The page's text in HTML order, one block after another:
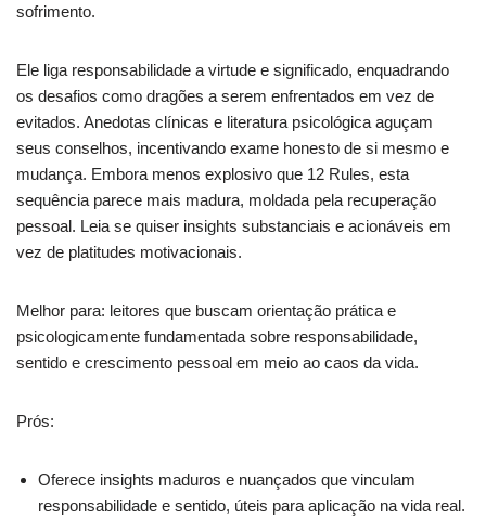
sofrimento.
Ele liga responsabilidade a virtude e significado, enquadrando
os desafios como dragões a serem enfrentados em vez de
evitados. Anedotas clínicas e literatura psicológica aguçam
seus conselhos, incentivando exame honesto de si mesmo e
mudança. Embora menos explosivo que 12 Rules, esta
sequência parece mais madura, moldada pela recuperação
pessoal. Leia se quiser insights substanciais e acionáveis em
vez de platitudes motivacionais.
Melhor para: leitores que buscam orientação prática e
psicologicamente fundamentada sobre responsabilidade,
sentido e crescimento pessoal em meio ao caos da vida.
Prós:
Oferece insights maduros e nuançados que vinculam
responsabilidade e sentido, úteis para aplicação na vida real.